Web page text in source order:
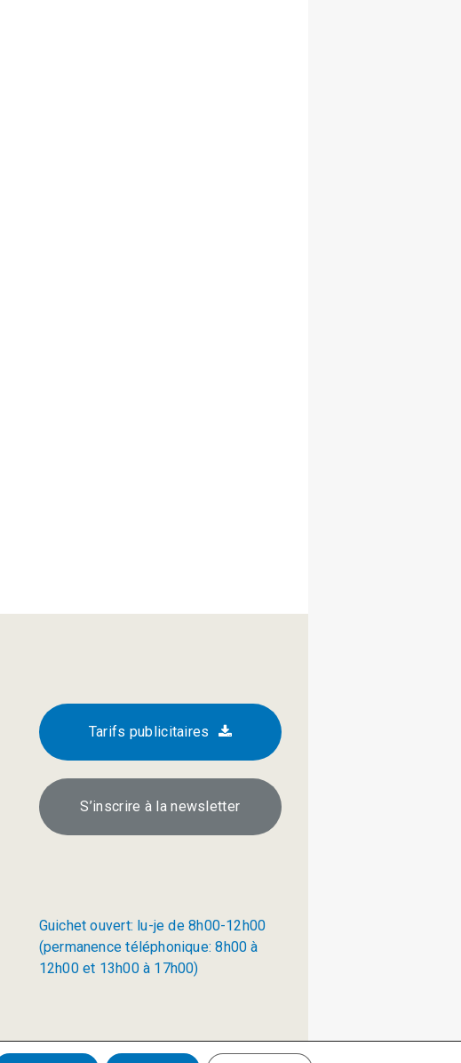
Tarifs publicitaires
S’inscrire à la newsletter
Guichet ouvert: lu-je de 8h00-12h00
(permanence téléphonique: 8h00 à
12h00 et 13h00 à 17h00)
Politique de confidentialité